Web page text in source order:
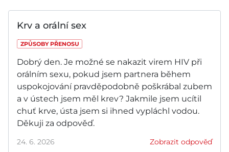
Krv a orální sex
ZPŮSOBY PŘENOSU
Dobrý den. Je možné se nakazit virem HIV při
orálním sexu, pokud jsem partnera během
uspokojování pravděpodobně poškrábal zubem
a v ústech jsem měl krev? Jakmile jsem ucítil
chuť krve, ústa jsem si ihned vypláchl vodou.
Děkuji za odpověď.
24. 6. 2026 Zobrazit odpověď